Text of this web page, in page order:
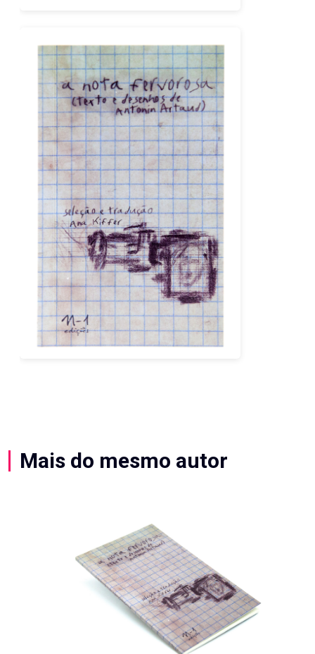
Mais do mesmo autor